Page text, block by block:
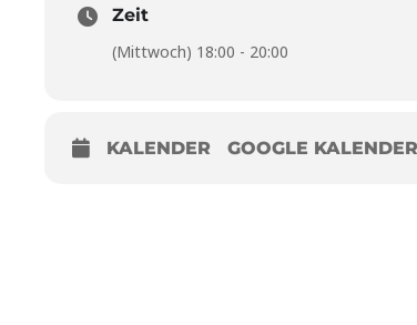
ins Gespräch kommen.
Anmeldung:info@urbane-gaerten-
Zeit
(Mittwoch) 18:00 - 20:00
KALENDER GOOGLE KALENDER